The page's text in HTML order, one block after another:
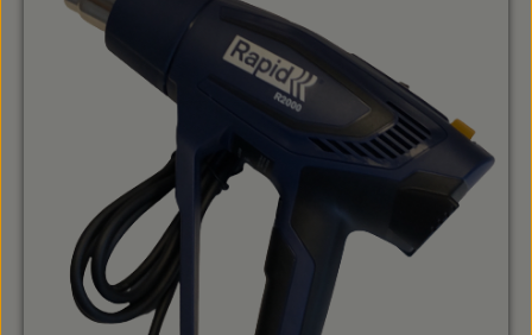
HandhabungPräzises Manometer zur genauen
DruckanzeigeFlexibler Schlauch mit Momentstecker für
sicheren Sitz am VentilIntegriertes Ablassventil für
exaktes Einstellen des Reifendrucks3er Adapterset für
verschiedene Ventilarten (Auto, Fahrrad,
Motorrad)Drehbares ManometerPerfekt für Werkstatt,
Garage und mobilen EinsatzMit dem Reifenfüllmesser
aus Kunststoff und dem 3er Adapterset sind Sie
bestens gerüstet, um den Reifendruck schnell, sicher
und vielseitig zu kontrollieren und anzupassen.